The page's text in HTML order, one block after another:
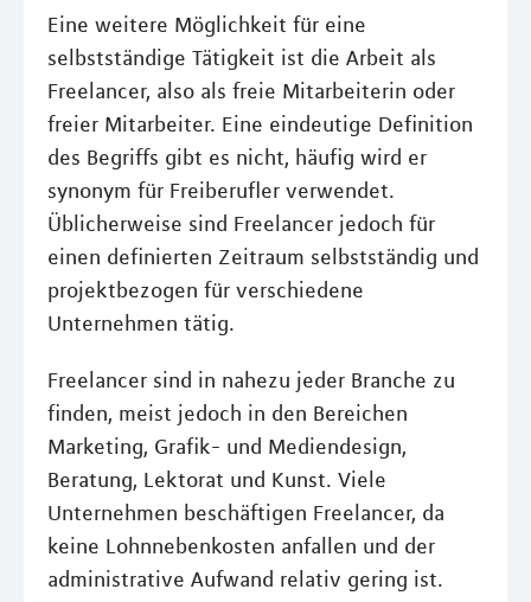
Eine weitere Möglichkeit für eine
selbstständige Tätigkeit ist die Arbeit als
Freelancer, also als freie Mitarbeiterin oder
freier Mitarbeiter. Eine eindeutige Definition
des Begriffs gibt es nicht, häufig wird er
synonym für Freiberufler verwendet.
Üblicherweise sind Freelancer jedoch für
einen definierten Zeitraum selbstständig und
projektbezogen für verschiedene
Unternehmen tätig.
Freelancer sind in nahezu jeder Branche zu
finden, meist jedoch in den Bereichen
Marketing, Grafik- und Mediendesign,
Beratung, Lektorat und Kunst. Viele
Unternehmen beschäftigen Freelancer, da
keine Lohnnebenkosten anfallen und der
administrative Aufwand relativ gering ist.